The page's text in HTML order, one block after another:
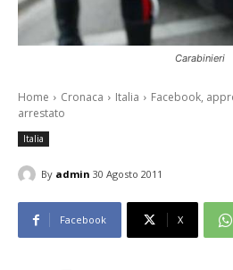
Carabinieri
Home Cronaca Italia
Facebook,
arrestato
Italia
By admin 30 Agosto 2011
Facebook X